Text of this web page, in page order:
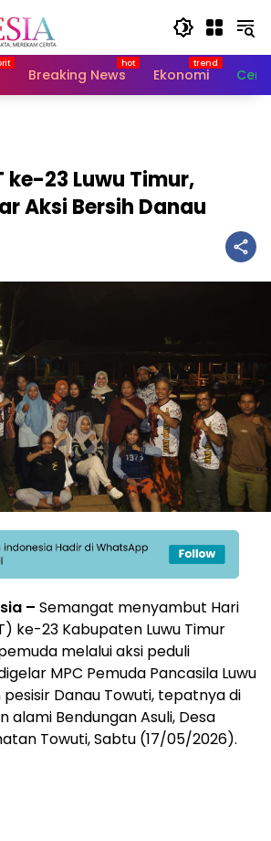
Breaking News Ekonomi
ke-23 Luwu Timur,
Aksi Bersih Danau
– Semangat menyambut Hari
ke-23 Kabupaten Luwu Timur
melalui aksi peduli
MPC Pemuda Pancasila Luwu
Danau Towuti, tepatnya di
alami Bendungan Asuli, Desa
Towuti, Sabtu (17/05/2026).